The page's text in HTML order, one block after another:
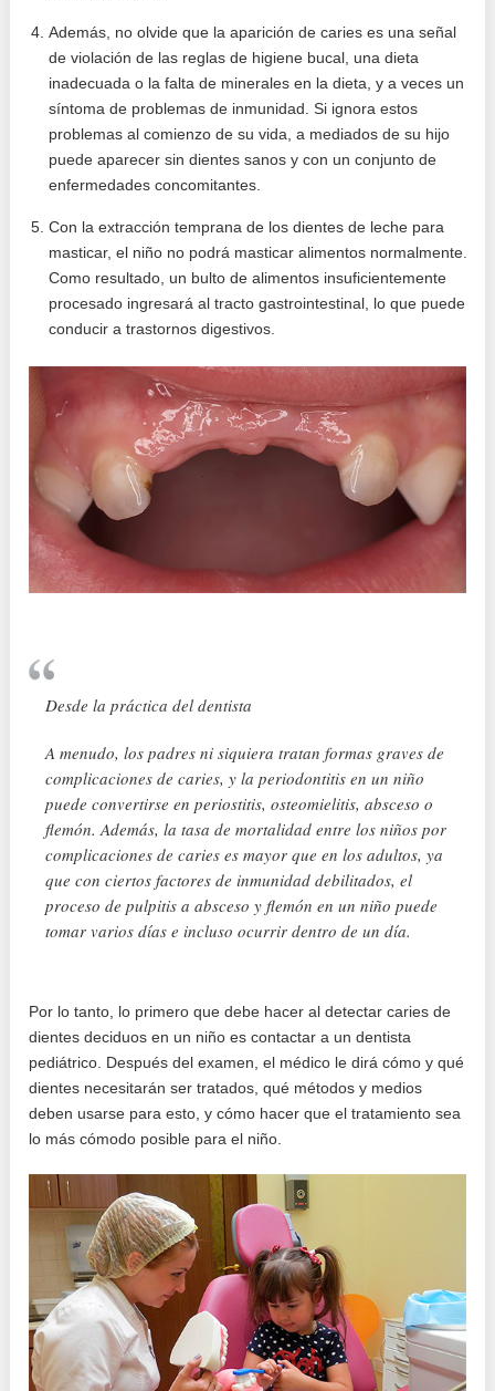
Además, no olvide que la aparición de caries es una señal
de violación de las reglas de higiene bucal, una dieta
inadecuada o la falta de minerales en la dieta, y a veces un
síntoma de problemas de inmunidad. Si ignora estos
problemas al comienzo de su vida, a mediados de su hijo
puede aparecer sin dientes sanos y con un conjunto de
enfermedades concomitantes.
Con la extracción temprana de los dientes de leche para
masticar, el niño no podrá masticar alimentos normalmente.
Como resultado, un bulto de alimentos insuficientemente
procesado ingresará al tracto gastrointestinal, lo que puede
conducir a trastornos digestivos.
Desde la práctica del dentista
A menudo, los padres ni siquiera tratan formas graves de
complicaciones de caries, y la periodontitis en un niño
puede convertirse en periostitis, osteomielitis, absceso o
flemón. Además, la tasa de mortalidad entre los niños por
complicaciones de caries es mayor que en los adultos, ya
que con ciertos factores de inmunidad debilitados, el
proceso de pulpitis a absceso y flemón en un niño puede
tomar varios días e incluso ocurrir dentro de un día.
Por lo tanto, lo primero que debe hacer al detectar caries de
dientes deciduos en un niño es contactar a un dentista
pediátrico. Después del examen, el médico le dirá cómo y qué
dientes necesitarán ser tratados, qué métodos y medios
deben usarse para esto, y cómo hacer que el tratamiento sea
lo más cómodo posible para el niño.